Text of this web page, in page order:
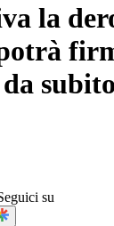
la
subito
su